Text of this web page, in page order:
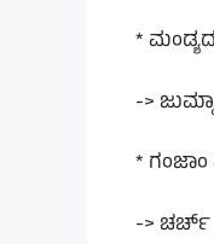
*
->
*
-> ಚರ್ಚ್